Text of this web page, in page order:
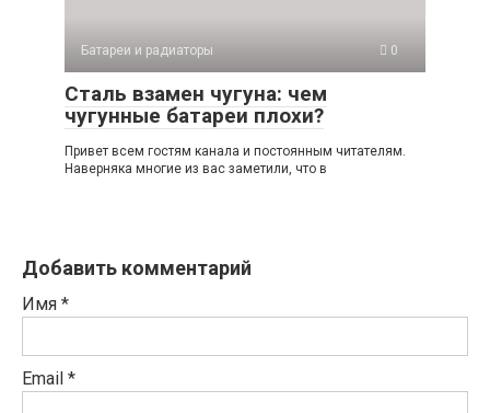
Батареи и радиаторы 0
Сталь взамен чугуна: чем
чугунные батареи плохи?
Привет всем гостям канала и постоянным читателям.
Наверняка многие из вас заметили, что в
Добавить комментарий
Имя *
Email *